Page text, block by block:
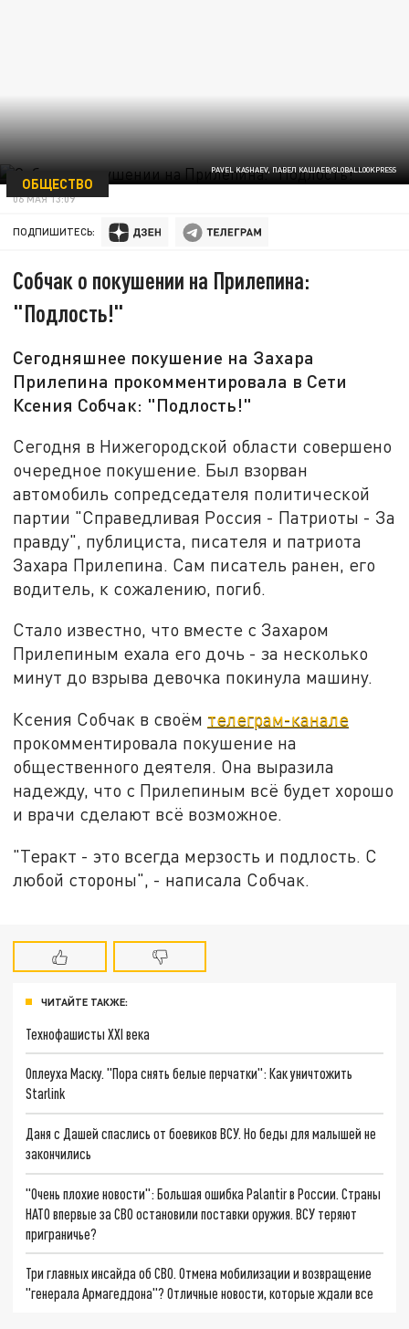
PAVEL KASHAEV, ПАВЕЛ КАШАЕВ/GLOBALLOOKPRESS
ОБЩЕСТВО
06 МАЯ 13:09
ПОДПИШИТЕСЬ:
Собчак о покушении на Прилепина:
"Подлость!"
Сегодняшнее покушение на Захара
Прилепина прокомментировала в Сети
Ксения Собчак: "Подлость!"
Сегодня в Нижегородской области совершено
очередное покушение. Был взорван
автомобиль сопредседателя политической
партии "Справедливая Россия - Патриоты - За
правду", публициста, писателя и патриота
Захара Прилепина. Сам писатель ранен, его
водитель, к сожалению, погиб.
Стало известно, что вместе с Захаром
Прилепиным ехала его дочь - за несколько
минут до взрыва девочка покинула машину.
Ксения Собчак в своём телеграм-канале
прокомментировала покушение на
общественного деятеля. Она выразила
надежду, что с Прилепиным всё будет хорошо
и врачи сделают всё возможное.
"Теракт - это всегда мерзость и подлость. С
любой стороны", - написала Собчак.
ЧИТАЙТЕ ТАКЖЕ:
Технофашисты XXI века
Оплеуха Маску. "Пора снять белые перчатки": Как уничтожить
Starlink
Даня с Дашей спаслись от боевиков ВСУ. Но беды для малышей не
закончились
"Очень плохие новости": Большая ошибка Palantir в России. Страны
НАТО впервые за СВО остановили поставки оружия. ВСУ теряют
приграничье?
Три главных инсайда об СВО. Отмена мобилизации и возвращение
"генерала Армагеддона"? Отличные новости, которые ждали все